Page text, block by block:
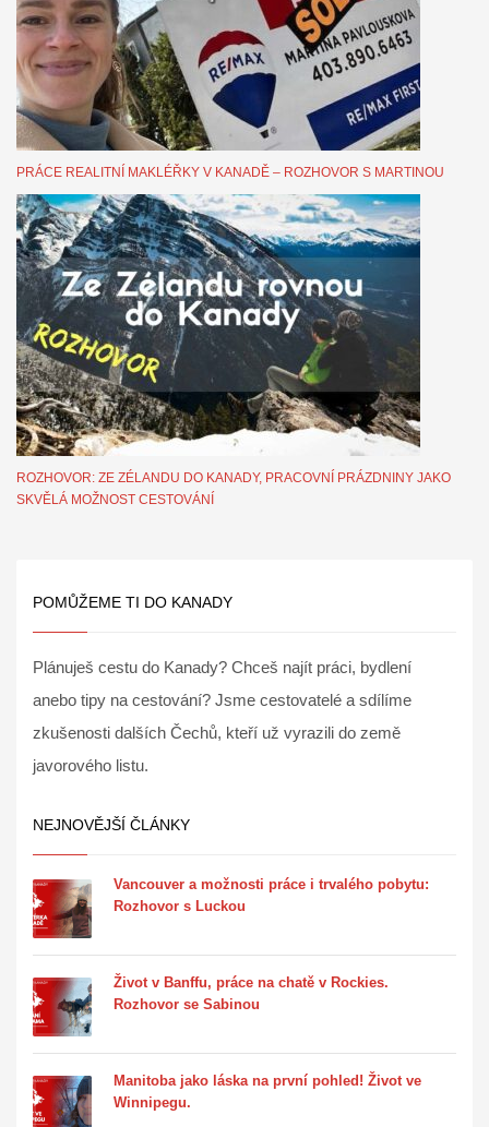
PRÁCE REALITNÍ MAKLÉŘKY V KANADĚ – ROZHOVOR S MARTINOU
ROZHOVOR: ZE ZÉLANDU DO KANADY, PRACOVNÍ PRÁZDNINY JAKO
SKVĚLÁ MOŽNOST CESTOVÁNÍ
POMŮŽEME TI DO KANADY
Plánuješ cestu do Kanady? Chceš najít práci, bydlení
anebo tipy na cestování? Jsme cestovatelé a sdílíme
zkušenosti dalších Čechů, kteří už vyrazili do země
javorového listu.
NEJNOVĚJŠÍ ČLÁNKY
Vancouver a možnosti práce i trvalého pobytu:
Rozhovor s Luckou
Život v Banffu, práce na chatě v Rockies.
Rozhovor se Sabinou
Manitoba jako láska na první pohled! Život ve
Winnipegu.